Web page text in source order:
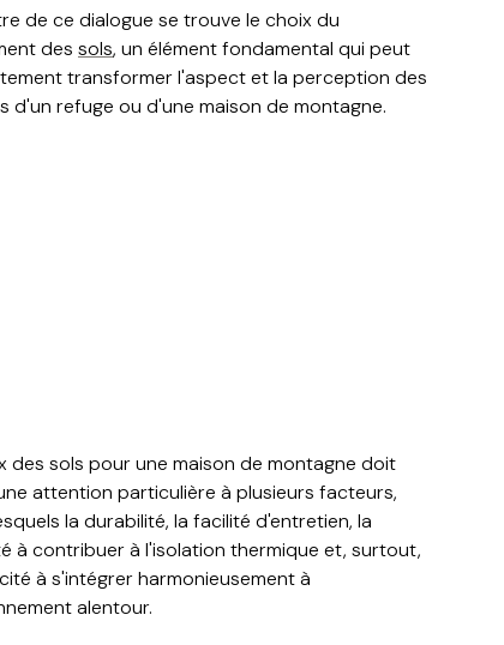
de ce dialogue se trouve le choix du
des sols, un élément fondamental qui peut
transformer l'aspect et la perception des
d'un refuge ou d'une maison de montagne.
des sols pour une maison de montagne doit
attention particulière à plusieurs facteurs,
la durabilité, la facilité d'entretien, la
à contribuer à l'isolation thermique et, surtout,
à s'intégrer harmonieusement à
alentour.